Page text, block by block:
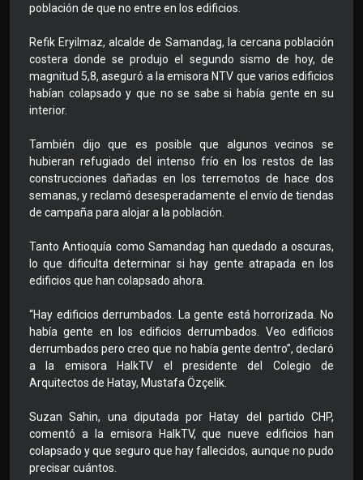
población de que no entre en los edificios.
Refik Eryilmaz, alcalde de Samandag, la cercana población
costera donde se produjo el segundo sismo de hoy, de
magnitud 5,8, aseguró a la emisora NTV que varios edificios
habían colapsado y que no se sabe si había gente en su
interior.
También dijo que es posible que algunos vecinos se
hubieran refugiado del intenso frío en los restos de las
construcciones dañadas en los terremotos de hace dos
semanas, y reclamó desesperadamente el envío de tiendas
de campaña para alojar a la población.
Tanto Antioquía como Samandag han quedado a oscuras,
lo que dificulta determinar si hay gente atrapada en los
edificios que han colapsado ahora.
“Hay edificios derrumbados. La gente está horrorizada. No
había gente en los edificios derrumbados. Veo edificios
derrumbados pero creo que no había gente dentro”, declaró
a la emisora HalkTV el presidente del Colegio de
Arquitectos de Hatay, Mustafa Özçelik.
Suzan Sahin, una diputada por Hatay del partido CHP,
comentó a la emisora HalkTV, que nueve edificios han
colapsado y que seguro que hay fallecidos, aunque no pudo
precisar cuántos.